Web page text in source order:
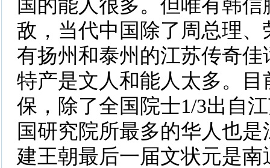
国的能人很多。但唯有韩
敌，当代中国除了周总理
有扬州和泰州的江苏传奇
特产是文人和能人太多。目
保，除了全国院士1/3出自
国研究院所最多的华人也
建王朝最后一届文状元是